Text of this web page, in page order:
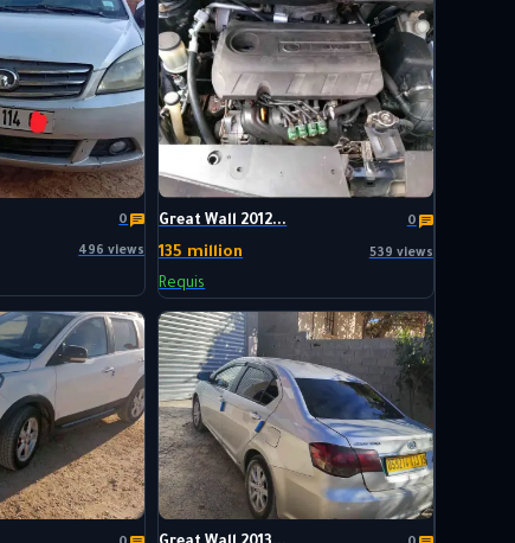
0
496 views
Great Wall 2012... 0
135 million 539 views
Requis